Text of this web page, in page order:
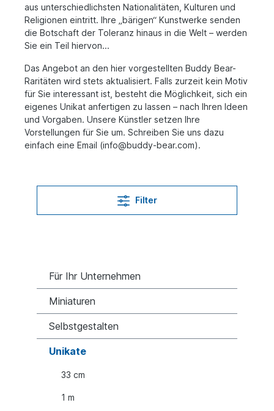
aus unterschiedlichsten Nationalitäten, Kulturen und
Religionen eintritt. Ihre „bärigen“ Kunstwerke senden
die Botschaft der Toleranz hinaus in die Welt – werden
Sie ein Teil hiervon...
Das Angebot an den hier vorgestellten Buddy Bear-
Raritäten wird stets aktualisiert. Falls zurzeit kein Motiv
für Sie interessant ist, besteht die Möglichkeit, sich ein
eigenes Unikat anfertigen zu lassen – nach Ihren Ideen
und Vorgaben. Unsere Künstler setzen Ihre
Vorstellungen für Sie um. Schreiben Sie uns dazu
einfach eine Email (info@buddy-bear.com).
Filter
Für Ihr Unternehmen
Miniaturen
Selbstgestalten
Unikate
33 cm
1 m